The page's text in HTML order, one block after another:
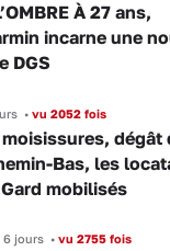
À 27 ans,
incarne une
DGS
•vu 2052 fois
moisissures, dégât
Bas, les
mobilisés
6 jours •vu 2755 fois